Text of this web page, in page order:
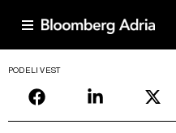
PODELI VEST